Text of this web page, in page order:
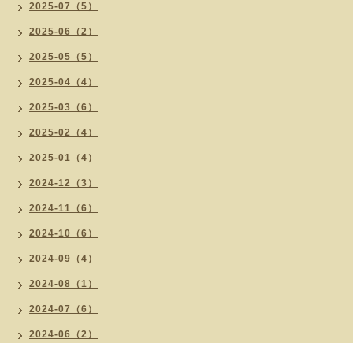
2025-07（5）
2025-06（2）
2025-05（5）
2025-04（4）
2025-03（6）
2025-02（4）
2025-01（4）
2024-12（3）
2024-11（6）
2024-10（6）
2024-09（4）
2024-08（1）
2024-07（6）
2024-06（2）